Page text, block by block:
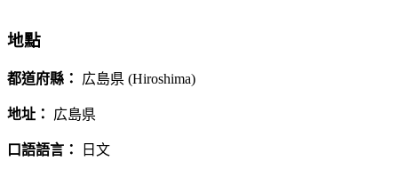
地點
都道府縣： 広島県 (Hiroshima)
地址： 広島県
口語語言： 日文